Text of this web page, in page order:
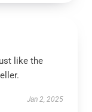
like the
Jan 2, 2025